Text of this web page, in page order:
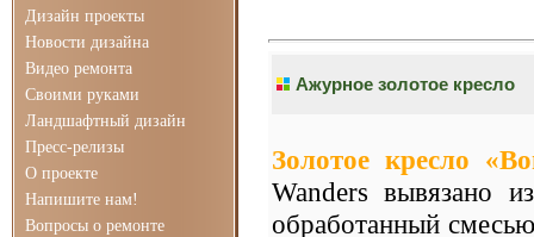
Дизайн проекты
Новости дизайна
Видео ремонта
Своими руками
Ландшафтный дизайн
Пресс-релизы
О проекте
Напишите нам!
Вопросы о ремонте
Ажурное золотое кресло
Золотое кресло
Wanders вывязано
обработанный